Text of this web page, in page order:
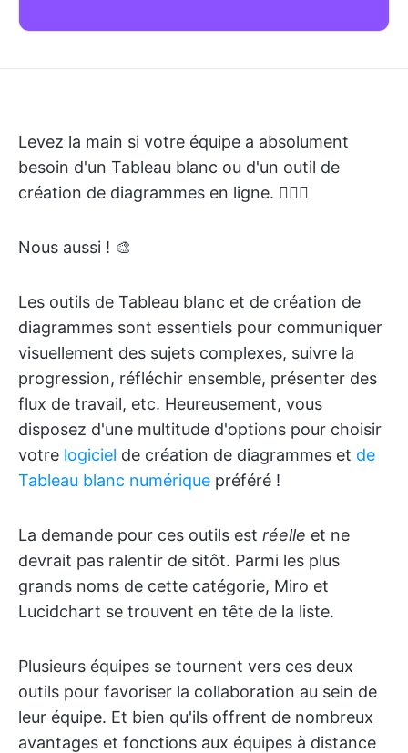
Levez la main si votre équipe a absolument
besoin d'un Tableau blanc ou d'un outil de
création de diagrammes en ligne. 🙋🏼‍♀️
Nous aussi ! 🎨
Les outils de Tableau blanc et de création de
diagrammes sont essentiels pour communiquer
visuellement des sujets complexes, suivre la
progression, réfléchir ensemble, présenter des
flux de travail, etc. Heureusement, vous
disposez d'une multitude d'options pour choisir
votre logiciel de création de diagrammes et de
Tableau blanc numérique préféré !
La demande pour ces outils est réelle et ne
devrait pas ralentir de sitôt. Parmi les plus
grands noms de cette catégorie, Miro et
Lucidchart se trouvent en tête de la liste.
Plusieurs équipes se tournent vers ces deux
outils pour favoriser la collaboration au sein de
leur équipe. Et bien qu'ils offrent de nombreux
avantages et fonctions aux équipes à distance